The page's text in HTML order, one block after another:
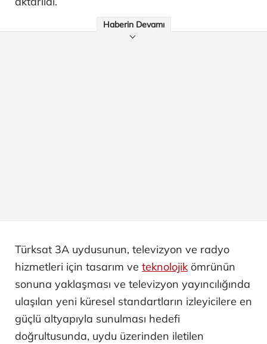
Haberin Devamı
Türksat 3A uydusunun, televizyon ve radyo
hizmetleri için tasarım ve teknolojik ömrünün
sonuna yaklaşması ve televizyon yayıncılığında
ulaşılan yeni küresel standartların izleyicilere en
güçlü altyapıyla sunulması hedefi
doğrultusunda, uydu üzerinden iletilen